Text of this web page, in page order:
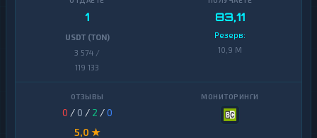
1
USDT (TON)
3 574 /
119 133
83,11
Резерв:
10,9 M
0 / 0 / 2 /0
5,0 ★